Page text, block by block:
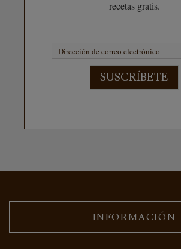
recetas gratis.
SUSCRÍBETE
INFORMACIÓN